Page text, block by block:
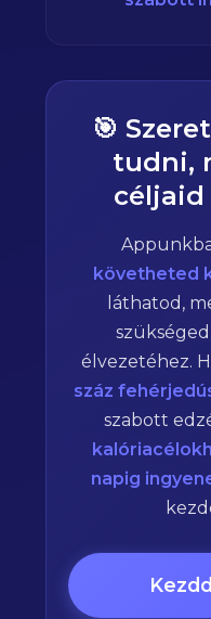
🎯
tudni,
céljaid
követheted
láthatod,
élvezetéhez.
száz
szabott
napig